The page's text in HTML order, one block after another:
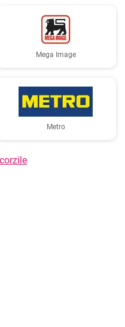
Mega Image
Metro